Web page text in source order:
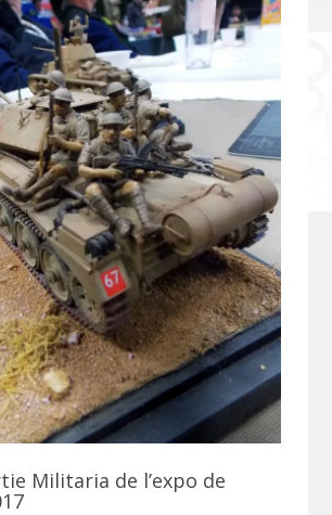
Militaria de l’expo de